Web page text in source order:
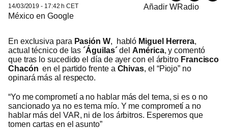
14/03/2019 - 17:42 h CET
Añadir WRadio
México en Google
En exclusiva para Pasión W, habló Miguel Herrera,
actual técnico de las´Águilas´ delAmérica, y comentó
que tras lo sucedido el día de ayer con el árbitro Francisco
Chacón en el partido frente a Chivas, el “Piojo” no
opinará más al respecto.
“Yo me comprometí a no hablar más del tema, si es o no
sancionado ya no es tema mío. Y me comprometí a no
hablar más del VAR, ni de los árbitros. Esperemos que
tomen cartas en el asunto”